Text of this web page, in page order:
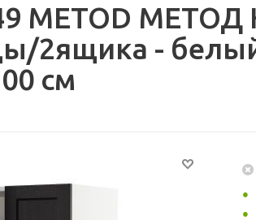
METOD МЕТОД
2ящика -
см